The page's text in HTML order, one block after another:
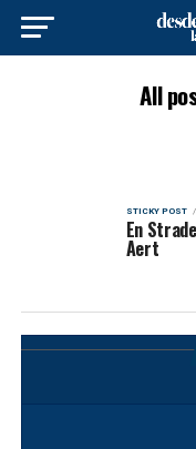
All
STICKY POST
En
Aert